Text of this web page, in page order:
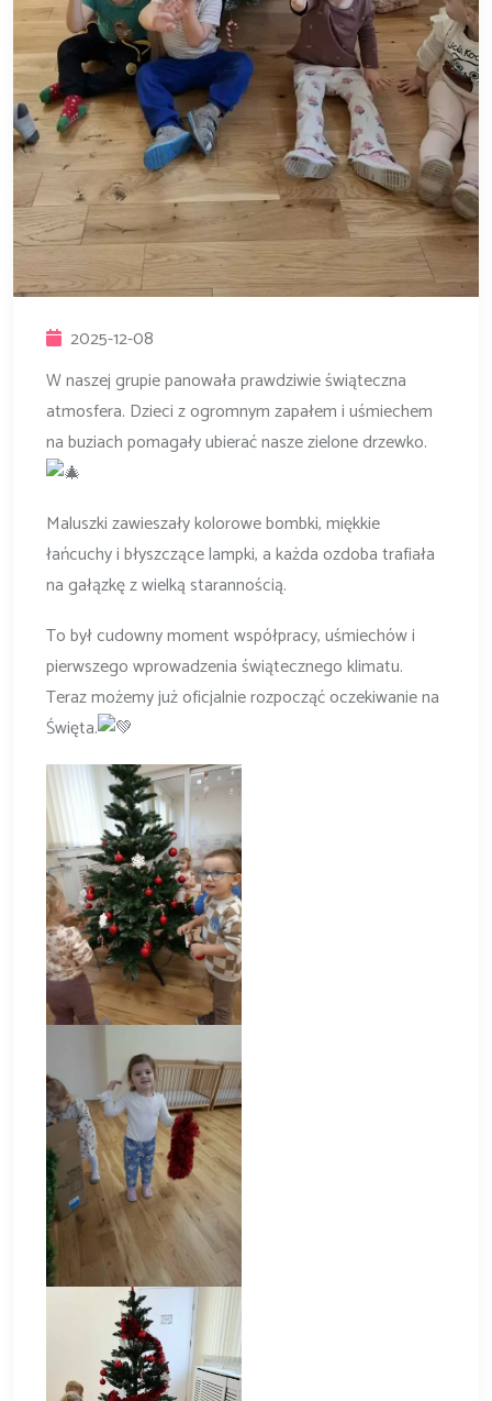
2025-12-08
W naszej grupie panowała prawdziwie świąteczna
atmosfera. Dzieci z ogromnym zapałem i uśmiechem
na buziach pomagały ubierać nasze zielone drzewko.
Maluszki zawieszały kolorowe bombki, miękkie
łańcuchy i błyszczące lampki, a każda ozdoba trafiała
na gałązkę z wielką starannością.
To był cudowny moment współpracy, uśmiechów i
pierwszego wprowadzenia świątecznego klimatu.
Teraz możemy już oficjalnie rozpocząć oczekiwanie na
Święta.